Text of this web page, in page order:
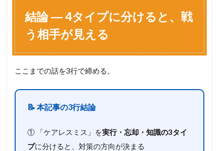
結論 ― 4タイプに分けると、戦
う相手が見える
ここまでの話を3行で締める。
📝 本記事の3行結論
① 「ケアレスミス」を実行・忘却・知識の3タイ
プに分けると、対策の方向が決まる